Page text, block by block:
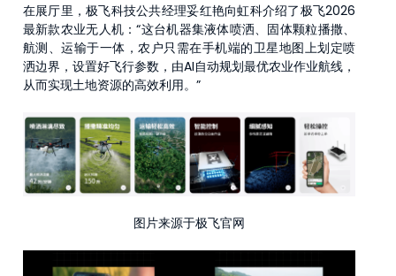
在展厅里，极飞科技公共经理妥红艳向虹科介绍了极飞2026
最新款农业无人机：“这台机器集液体喷洒、固体颗粒播撒、
航测、运输于一体，农户只需在手机端的卫星地图上划定喷
洒边界，设置好飞行参数，由AI自动规划最优农业作业航线，
从而实现土地资源的高效利用。”
图片来源于极飞官网